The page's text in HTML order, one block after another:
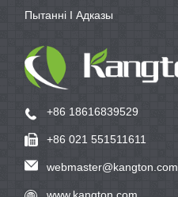
Пытанні І Адказы
+86 18616839529
+86 021 551511611
webmaster@kangton.com
www.kangton.com